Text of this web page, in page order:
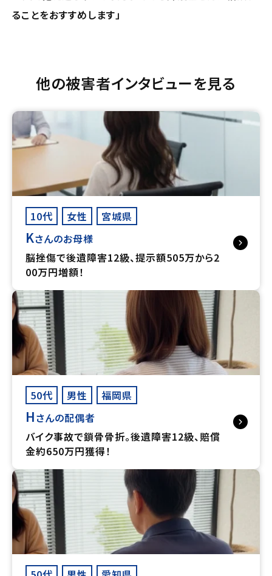
ることをおすすめします」
他の被害者インタビューを見る
10代 女性 宮城県
Kさんのお母様
脳挫傷で後遺障害12級、提示額505万から2
00万円増額！
50代 男性 福岡県
Hさんの配偶者
バイク事故で鎖骨骨折。後遺障害12級、賠償
金約650万円獲得！